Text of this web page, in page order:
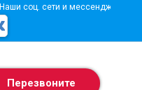
Наши соц. сети и мессенджеры
Перезвоните